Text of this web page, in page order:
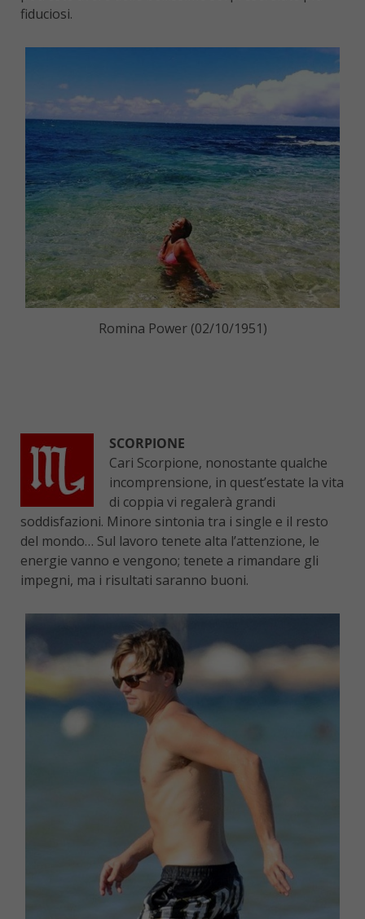
fiduciosi.
Romina Power (02/10/1951)
SCORPIONE
Cari Scorpione, nonostante qualche
incomprensione, in quest’estate la vita
di coppia vi regalerà grandi
soddisfazioni. Minore sintonia tra i single e il resto
del mondo… Sul lavoro tenete alta l’attenzione, le
energie vanno e vengono; tenete a rimandare gli
impegni, ma i risultati saranno buoni.